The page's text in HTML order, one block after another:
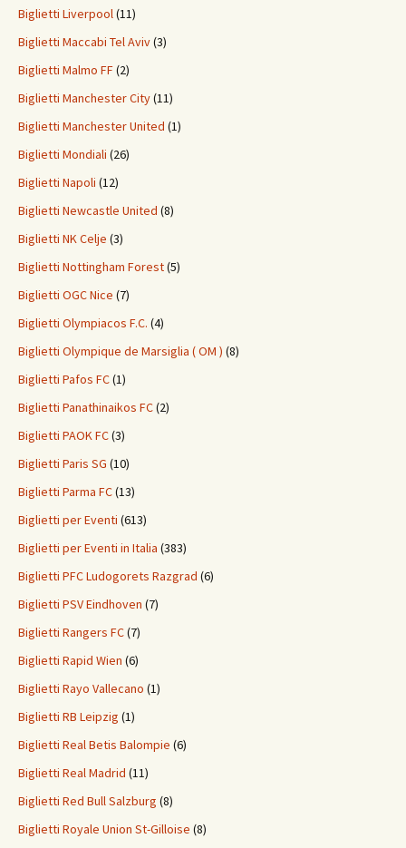
Biglietti Liverpool(11)
Biglietti Maccabi Tel Aviv(3)
Biglietti Malmo FF(2)
Biglietti Manchester City(11)
Biglietti Manchester United (1)
Biglietti Mondiali (26)
Biglietti Napoli (12)
Biglietti Newcastle United (8)
Biglietti NK Celje (3)
Biglietti Nottingham Forest(5)
Biglietti OGC Nice (7)
Biglietti Olympiacos F.C. (4)
Biglietti Olympique de Marsiglia ( OM ) (8)
Biglietti Pafos FC(1)
Biglietti Panathinaikos FC(2)
Biglietti PAOK FC(3)
Biglietti Paris SG (10)
Biglietti Parma FC(13)
Biglietti per Eventi (613)
Biglietti per Eventi in Italia (383)
Biglietti PFC Ludogorets Razgrad (6)
Biglietti PSV Eindhoven (7)
Biglietti Rangers FC(7)
Biglietti Rapid Wien (6)
Biglietti Rayo Vallecano (1)
Biglietti RB Leipzig (1)
Biglietti Real Betis Balompie (6)
Biglietti Real Madrid (11)
Biglietti Red Bull Salzburg (8)
Biglietti Royale Union St-Gilloise (8)